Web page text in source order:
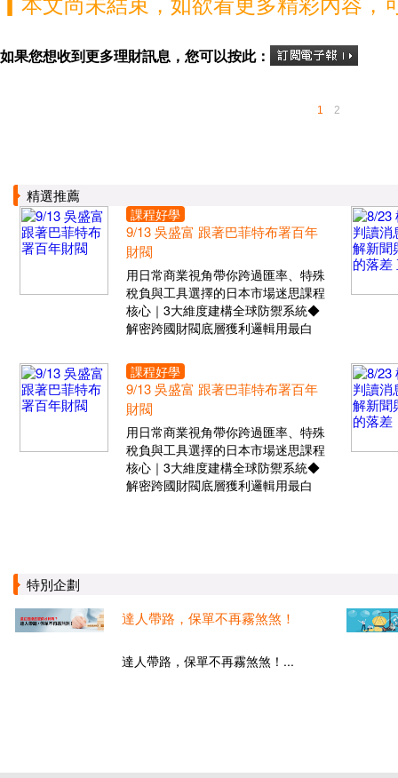
▎本文尚未結束，如欲看更多精彩內容，
如果您想收到更多理財訊息，您可以按此：
1 2
精選推薦
課程好學
9/13 吳盛富 跟著巴菲特布署百年
財閥
用日常商業視角帶你跨過匯率、特殊
稅負與工具選擇的日本市場迷思課程
核心｜3大維度建構全球防禦系統◆
解密跨國財閥底層獲利邏輯用最白
課程好學
9/13 吳盛富 跟著巴菲特布署百年
財閥
用日常商業視角帶你跨過匯率、特殊
稅負與工具選擇的日本市場迷思課程
核心｜3大維度建構全球防禦系統◆
解密跨國財閥底層獲利邏輯用最白
特別企劃
達人帶路，保單不再霧煞煞！
達人帶路，保單不再霧煞煞！...